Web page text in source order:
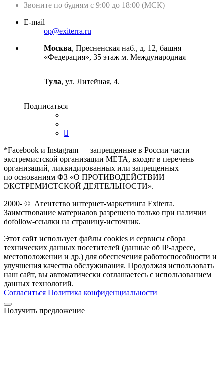
Звоните по будням с 9:00 до 18:00 (МСК)
E-mail
op@exiterra.ru
Москва, Пресненская наб., д. 12, башня
«Федерация», 35 этаж м. Международная
Тула, ул. Литейная, 4.
Подписаться
*Facebook и Instagram — запрещенные в России части
экстремистской организации META, входят в перечень
организаций, ликвидированных или запрещенных
по основаниям ФЗ «О ПРОТИВОДЕЙСТВИИ
ЭКСТРЕМИСТСКОЙ ДЕЯТЕЛЬНОСТИ».
2000- © Агентство интернет-маркетинга Exiterra.
Заимствование материалов разрешено только при наличии
dofollow-ссылки на страницу-источник.
Этот сайт использует файлы cookies и сервисы сбора
технических данных посетителей (данные об IP-адресе,
местоположении и др.) для обеспечения работоспособности и
улучшения качества обслуживания. Продолжая использовать
наш сайт, вы автоматически соглашаетесь с использованием
данных технологий.
Согласиться Политика конфиденциальности
Получить предложение